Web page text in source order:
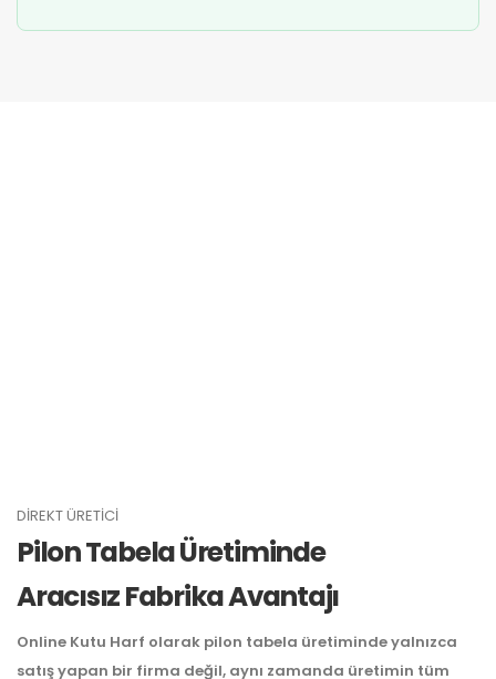
DIREKT ÜRETICI
Pilon Tabela Üretiminde
Aracısız Fabrika Avantajı
Online Kutu Harf olarak pilon tabela üretiminde yalnızca
satış yapan bir firma değil, aynı zamanda üretimin tüm